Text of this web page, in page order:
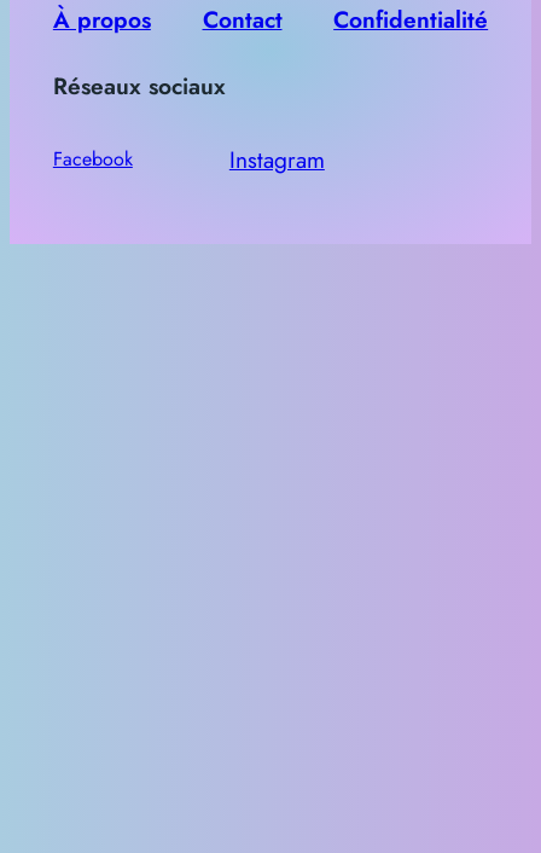
À propos Contact
Confidentialité
Réseaux sociaux
Facebook Instagram